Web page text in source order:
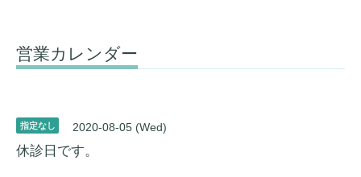
営業カレンダー
指定なし 2020-08-05 (Wed)
休診日です。